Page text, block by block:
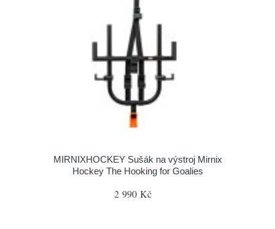
MIRNIXHOCKEY Sušák na výstroj Mirnix
Hockey The Hooking for Goalies
2 990 Kč